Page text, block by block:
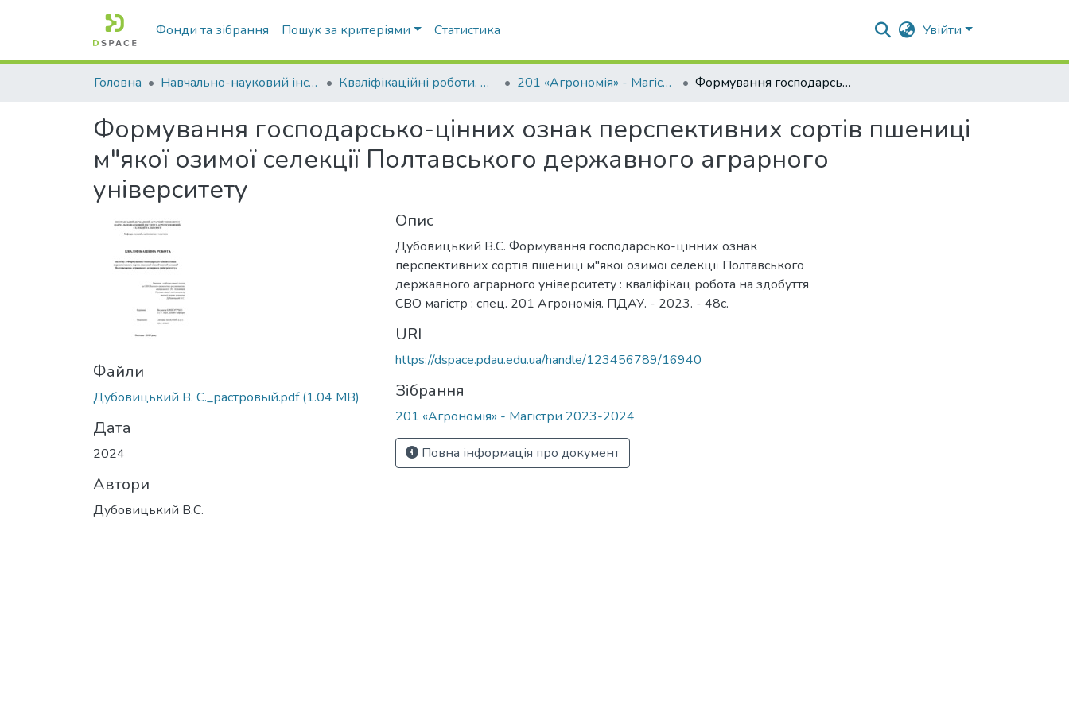
Фонди та зібрання Пошук за критеріями Статистика Увійти
Головна Навчально-науковий інститут агротехнологій, селекції та екології Кваліфікаційні роботи. ННІ агротехнологій, селекції та екології 201 «Агрономія» - Магістри 2023-2024 Формування господарсько-цінних ознак перспективних сортів пшениці м"якої озимої селекції Полтавського державного аграрного університету
Формування господарсько-цінних ознак перспективних сортів пшениці
м"якої озимої селекції Полтавського державного аграрного
університету
Файли
Дубовицький В. С._растровый.pdf(1.04 MB)
Дата
2024
Автори
Дубовицький В.С.
Опис
Дубовицький В.С. Формування господарсько-цінних ознак
перспективних сортів пшениці м"якої озимої селекції Полтавського
державного аграрного університету : кваліфікац робота на здобуття
СВО магістр : спец. 201 Агрономія. ПДАУ. - 2023. - 48с.
URI
https://dspace.pdau.edu.ua/handle/123456789/16940
Зібрання
201 «Агрономія» - Магістри 2023-2024
Повна інформація про документ